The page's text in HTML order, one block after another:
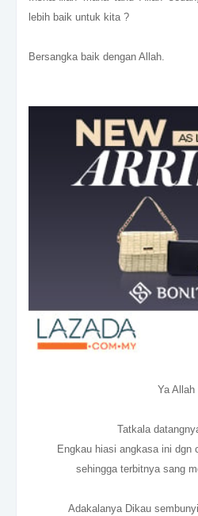
lebih baik untuk kita ?
Bersangka baik dengan Allah.
Ya Allah
Tatkala
Engkau hiasi angkasa ini dgn
sehingga terbitnya sang
Adakalanya Dikau